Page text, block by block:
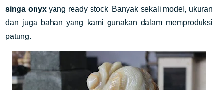
singa onyxyang ready stock. Banyak sekali model, ukuran
dan juga bahan yang kami gunakan dalam memproduksi
patung.